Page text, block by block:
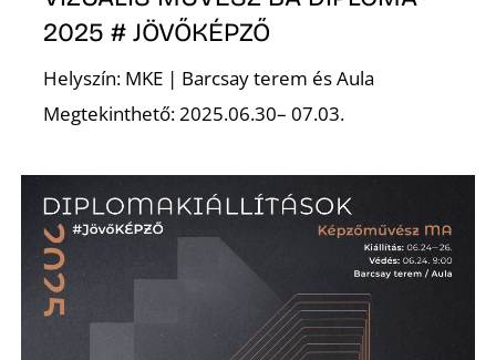
2025 # JÖVŐKÉPZŐ
Helyszín: MKE | Barcsay terem és Aula
Megtekinthető: 2025.06.30– 07.03.